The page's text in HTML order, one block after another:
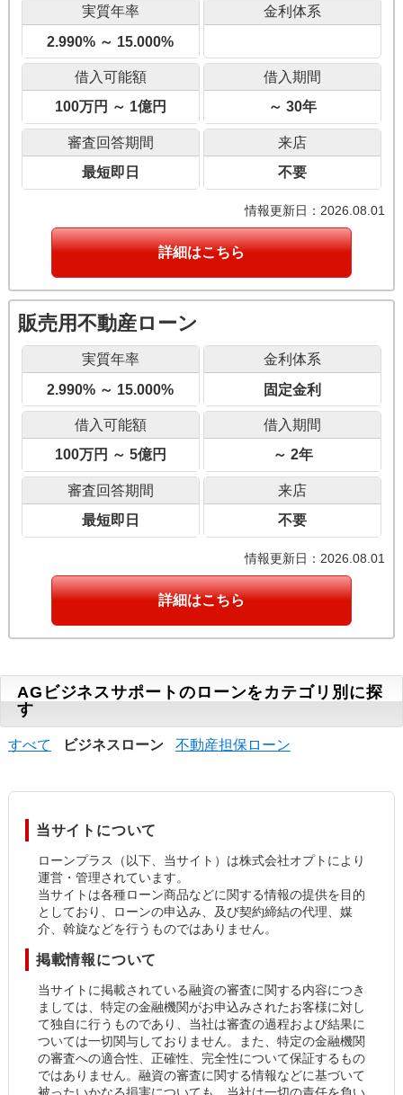
情報更新日：2026.08.01
実質年率
2.990% ～ 15.000%
金利体系
借入可能額
100万円 ～ 1億円
借入期間
～ 30年
審査回答期間
最短即日
来店
不要
詳細はこちら
情報更新日：2026.08.01
販売用不動産ローン
実質年率
2.990% ～ 15.000%
金利体系
固定金利
借入可能額
100万円 ～ 5億円
借入期間
～ 2年
審査回答期間
最短即日
来店
不要
詳細はこちら
AGビジネスサポートのローンをカテゴリ別に探
す
すべて ビジネスローン 不動産担保ローン
当サイトについて
ローンプラス（以下、当サイト）は株式会社オプトにより
運営・管理されています。
当サイトは各種ローン商品などに関する情報の提供を目的
としており、ローンの申込み、及び契約締結の代理、媒
介、斡旋などを行うものではありません。
掲載情報について
当サイトに掲載されている融資の審査に関する内容につき
ましては、特定の金融機関がお申込みされたお客様に対し
て独自に行うものであり、当社は審査の過程および結果に
ついては一切関与しておりません。また、特定の金融機関
の審査への適合性、正確性、完全性について保証するもの
ではありません。融資の審査に関する情報などに基づいて